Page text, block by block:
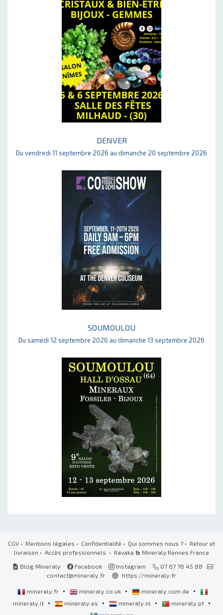
DENVER
Du vendredi 11 septembre 2026 au dimanche 20 septembre 2026
SOUMOULOU
Du samedi 12 septembre 2026 au dimanche 13 septembre 2026
CGV • Mentions légales • Confidentialité • Qui sommes nous ? • Retour et
livraison • Accès professionnels • Ravaka & Mineraly Rennes France
Blog Mineraly
Facebook Instagram
07 67 76 45 88
contact@mineraly.fr
https://mineraly.fr
mineraly.fr • mineraly.co.uk • mineraly.com.de •
mineraly.it • mineraly.es • mineraly.nl • mineraly.pt •